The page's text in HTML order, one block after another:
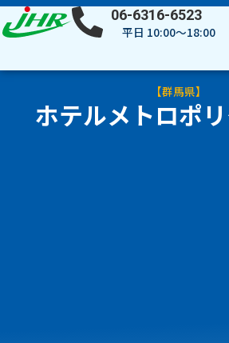
内
容
06-6316-6523
平日 10:00～18:00
【群馬県】
ホテルメトロポ